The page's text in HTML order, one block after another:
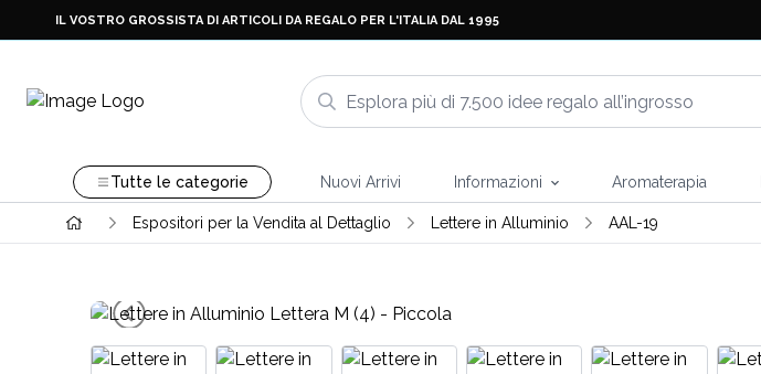
IL VOSTRO GROSSISTA DI ARTICOLI DA REGALO PER L'ITALIA DAL 1995
Tutte le categorie Nuovi Arrivi Informazioni Aromaterapia
Espositori per la Vendita al Dettaglio Lettere in Alluminio AAL-19